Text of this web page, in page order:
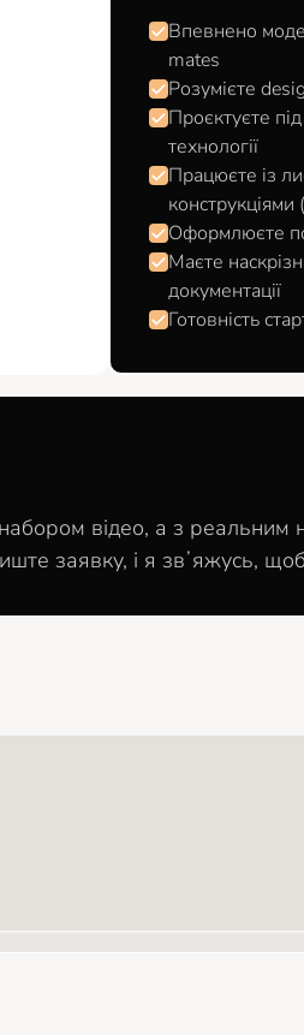
Впевнено
mates
Розумієте
Проєктуєте
технології
Працюєте із
Оформлюєте
Маєте
документації
Готовність
відео, а з реальним
заявку, і я звʼяжусь,